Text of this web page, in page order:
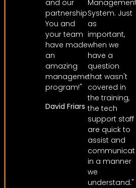
and our
partnership!
You and
your team
have made
an
amazing
management
program!"
David Friars
Management
System. Just
as
important,
when we
have a
question
that wasn't
covered in
the training,
the tech
support staff
are quick to
assist and
communicate
in a manner
we
understand."